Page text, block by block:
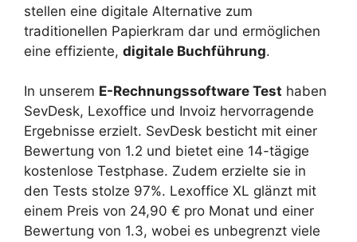
stellen eine digitale Alternative zum
traditionellen Papierkram dar und ermöglichen
eine effiziente, digitale Buchführung.
In unserem E-Rechnungssoftware Test haben
SevDesk, Lexoffice und Invoiz hervorragende
Ergebnisse erzielt. SevDesk besticht mit einer
Bewertung von 1.2 und bietet eine 14-tägige
kostenlose Testphase. Zudem erzielte sie in
den Tests stolze 97%. Lexoffice XL glänzt mit
einem Preis von 24,90 € pro Monat und einer
Bewertung von 1.3, wobei es unbegrenzt viele